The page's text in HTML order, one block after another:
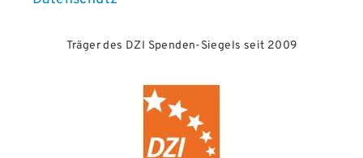
Träger des DZI Spenden-Siegels seit 2009